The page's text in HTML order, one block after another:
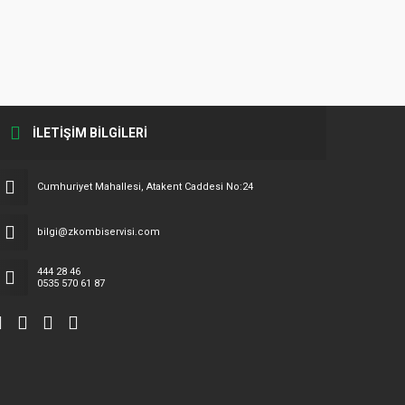
İLETİŞİM BİLGİLERİ
Cumhuriyet Mahallesi, Atakent Caddesi No:24
bilgi@zkombiservisi.com
444 28 46
0535 570 61 87